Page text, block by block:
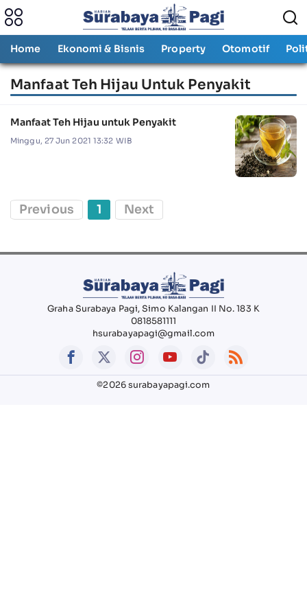
Home Ekonomi & Bisnis Property Otomotif
Manfaat Teh Hijau Untuk Penyakit
Manfaat Teh Hijau untuk Penyakit
Minggu, 27 Jun 2021 13:32 WIB
Previous 1 Next
Graha Surabaya Pagi, Simo Kalangan II No. 183 K
0818581111
hsurabayapagi@gmail.com
©2026 surabayapagi.com